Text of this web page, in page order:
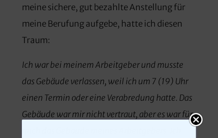
meine sichere, gut bezahlte Anstellung für
meine Berufung aufgebe, hatte ich diesen
Traum:
Ich war bei meinem Arbeitgeber und musste
das Gebäude verlassen, weil ich um 7 (19) Uhr
einen Termin oder eine Verabredung hatte. Das
Gebäude war mir nicht vertraut, aber es war für